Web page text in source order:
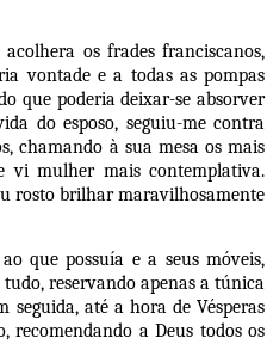
os frades franciscanos,
vontade e a todas as pompas
que poderia deixar-se absorver
do esposo, seguiu-me contra
chamando à sua mesa os mais
vi mulher mais contemplativa.
rosto brilhar maravilhosamente
que possuía e a seus móveis,
reservando apenas a túnica
seguida, até a hora de Vésperas
recomendando a Deus todos os